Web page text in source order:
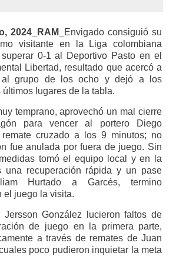
2024_RAM_
Envigado consiguió su
visitante en la Liga colombiana
0-1 al Deportivo Pasto en el
Libertad, resultado que acercó a
al grupo de los ocho y dejó a los
lugares de la tabla.
temprano, aprovechó un mal cierre
para vencer al portero Diego
cruzado a los 9 minutos; no
fue anulada por fuera de juego. Sin
tomó el equipo local y en la
una recuperación rápida y un pase
Hurtado a Garcés, termino
el juego la visita.
Jersson González lucieron faltos de
de juego en la primera parte,
a través de remates de Juan
poco pudieron inquietar la meta